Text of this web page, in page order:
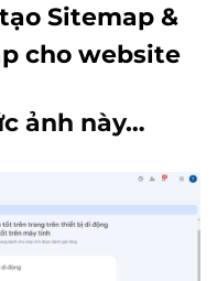
Sitemap &
cho website
ảnh này…